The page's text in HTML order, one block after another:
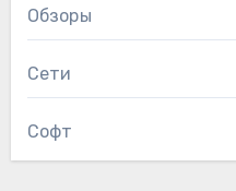
Обзоры
Сети
Софт